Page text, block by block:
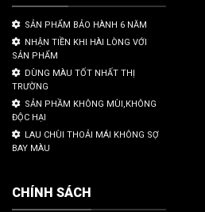
SẢN PHẨM BẢO HÀNH 6 NĂM
NHẬN TIỀN KHI HÀI LÒNG VỚI
SẢN PHẨM
DÙNG MÀU TỐT NHẤT THỊ
TRƯỜNG
SẢN PHẦM KHÔNG MÙI,KHÔNG
ĐỘC HẠI
LAU CHÙI THOẢI MÁI KHÔNG SỢ
BAY MÀU
CHÍNH SÁCH